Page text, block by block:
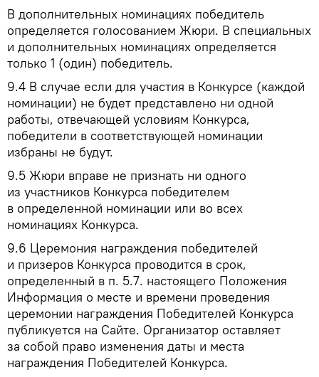
В дополнительных номинациях победитель
определяется голосованием Жюри. В специальных
и дополнительных номинациях определяется
только 1 (один) победитель.
9.4 В случае если для участия в Конкурсе (каждой
номинации) не будет представлено ни одной
работы, отвечающей условиям Конкурса,
победители в соответствующей номинации
избраны не будут.
9.5 Жюри вправе не признать ни одного
из участников Конкурса победителем
в определенной номинации или во всех
номинациях Конкурса.
9.6 Церемония награждения победителей
и призеров Конкурса проводится в срок,
определенный в п. 5.7. настоящего Положения
Информация о месте и времени проведения
церемонии награждения Победителей Конкурса
публикуется на Сайте. Организатор оставляет
за собой право изменения даты и места
награждения Победителей Конкурса.